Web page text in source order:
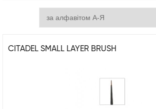
CITADEL SMALL LAYER BRUSH